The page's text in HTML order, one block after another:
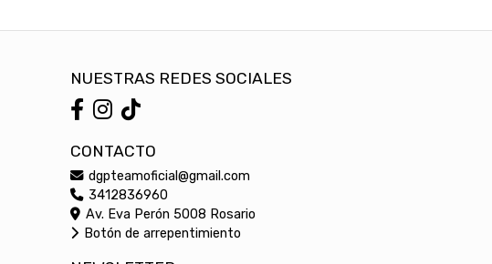
NUESTRAS REDES SOCIALES
CONTACTO
dgpteamoficial@gmail.com
3412836960
Av. Eva Perón 5008 Rosario
Botón de arrepentimiento